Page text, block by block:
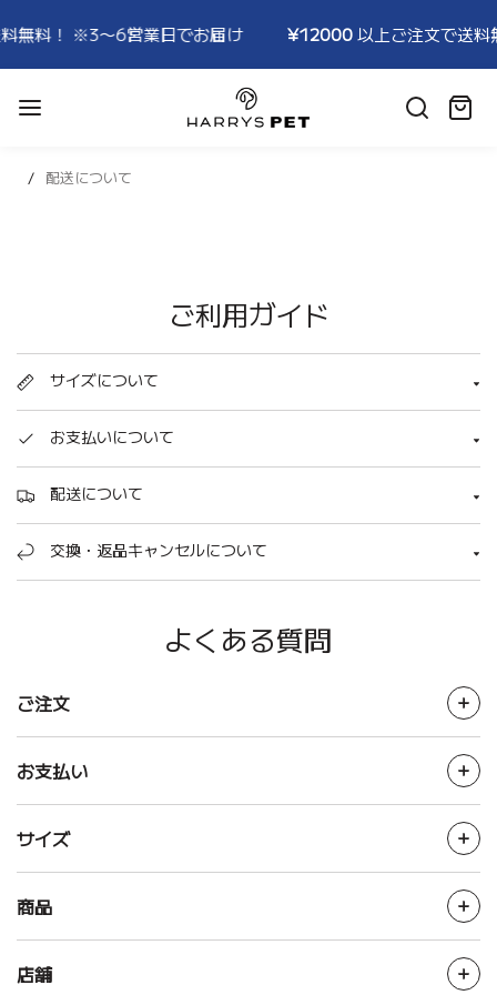
無料！ ※3〜6営業日でお届け ¥12000以上ご注文で送料
HARRYSPET
カ
配送について
ご利用ガイド
サイズについて
お支払いについて
配送について
交換・返品キャンセルについて
よくある質問
ご注文
お支払い
サイズ
商品
店舗